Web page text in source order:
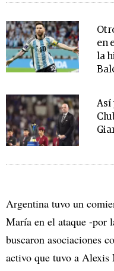
en
la
Así
Argentina tuvo un
María en el ataque -por
buscaron asociaciones
activo que tuvo a